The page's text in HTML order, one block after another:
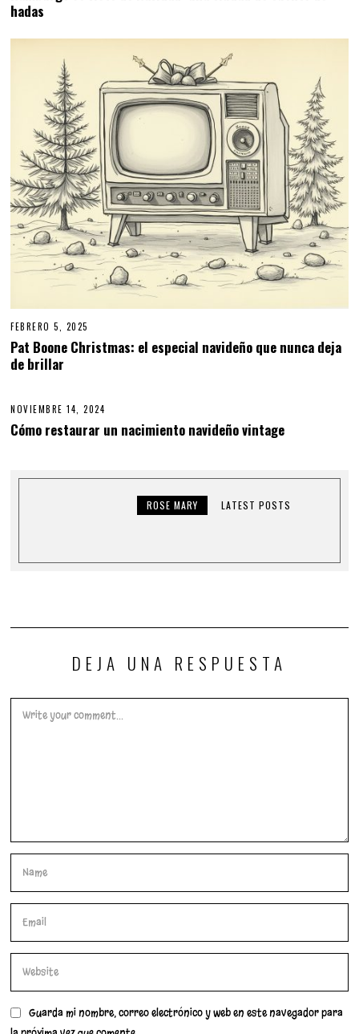
hadas
FEBRERO 5, 2025
E
B
5
2
Pat Boone Christmas: el especial navideño que nunca deja
de brillar
NOVIEMBRE 14, 2024
Cómo restaurar un nacimiento navideño vintage
ROSE MARY LATEST POSTS
DEJA UNA RESPUESTA
Guarda mi nombre, correo electrónico y web en este navegador para